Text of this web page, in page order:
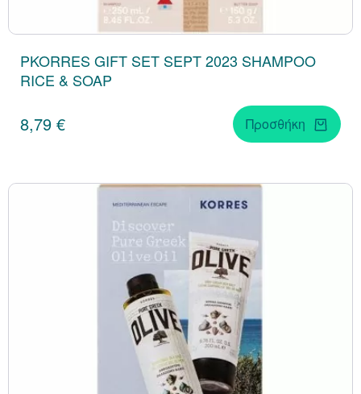
PKORRES GIFT SET SEPT 2023 SHAMPOO
RICE & SOAP
8,79 € Προσθήκη